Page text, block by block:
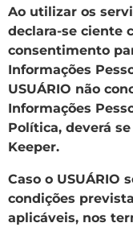
Ao utilizar os
declara-se ciente
consentimento
Informações
USUÁRIO não
Informações
Política, deverá
Keeper.
Caso o USUÁRIO
condições
aplicáveis, nos